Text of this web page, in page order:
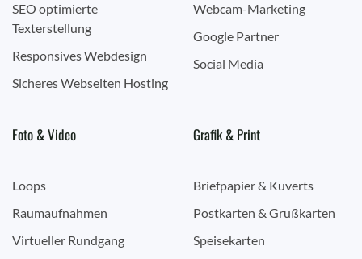
SEO optimierte
Texterstellung
Responsives Webdesign
Sicheres Webseiten Hosting
Webcam-Marketing
Google Partner
Social Media
Foto & Video
Loops
Raumaufnahmen
Virtueller Rundgang
Grafik & Print
Briefpapier & Kuverts
Postkarten & Grußkarten
Speisekarten